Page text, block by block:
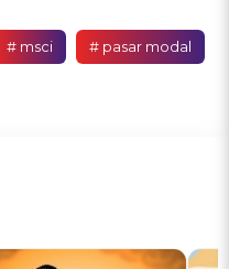
# msci # pasar modal